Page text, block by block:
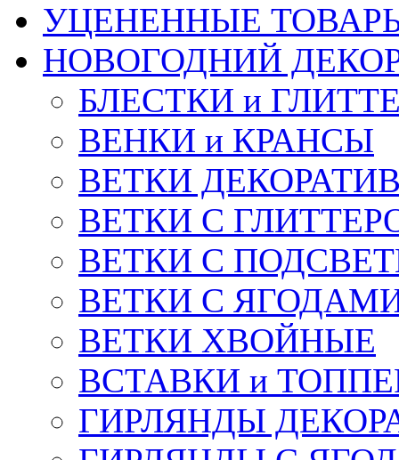
УЦЕНЕННЫЕ
НОВОГОДНИЙ
БЛЕСТКИ и
ВЕНКИ и КРАНСЫ
ВЕТКИ
ВЕТКИ С
ВЕТКИ С
ВЕТКИ С
ВЕТКИ ХВОЙНЫЕ
ВСТАВКИ и
ГИРЛЯНДЫ